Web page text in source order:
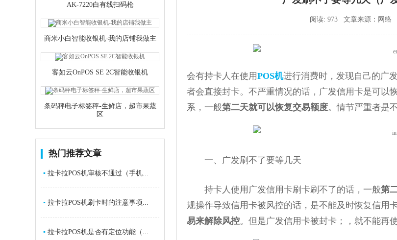
AK-7220白有线扫码枪
商米小白智能收银机-我的店铺我做主
客如云OnPOS SE 2C智能收银机
条码秤电子标签秤-生鲜店，超市果蔬
区
热门推荐文章
▪ 拉卡拉POS机审核不通过（手机...
▪ 拉卡拉POS机刷卡时的注意事项...
▪ 拉卡拉POS机是否有定位功能（...
阅读: 973 文章来源：网络
会有持卡人在使用POS机进行消费时，发现自己的广
者会直接封卡。不严重情况的话，广发信用卡是可以
系，一般第二天就可以恢复交易额度。情节严重者是
一、广发刷不了要等几天
持卡人使用广发信用卡刷卡刷不了的话，一般第
规操作导致信用卡被风控的话，是不能及时恢复信用
易来解除风控。但是广发信用卡被封卡；，就不能再